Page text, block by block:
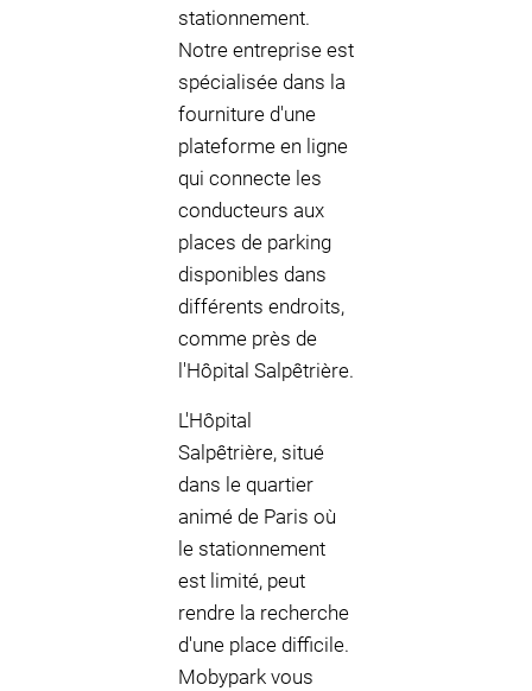
stationnement.
Notre entreprise est
spécialisée dans la
fourniture d'une
plateforme en ligne
qui connecte les
conducteurs aux
places de parking
disponibles dans
différents endroits,
comme près de
l'Hôpital Salpêtrière.
L'Hôpital
Salpêtrière, situé
dans le quartier
animé de Paris où
le stationnement
est limité, peut
rendre la recherche
d'une place difficile.
Mobypark vous